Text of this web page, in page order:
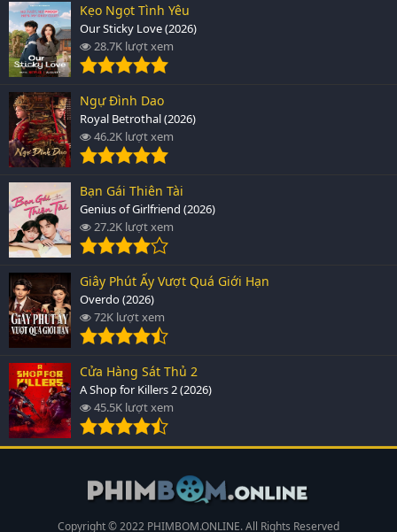
Kẹo Ngọt Tình Yêu
Our Sticky Love (2026)
28.7K lượt xem
Ngự Đình Dao
Royal Betrothal (2026)
46.2K lượt xem
Bạn Gái Thiên Tài
Genius of Girlfriend (2026)
27.2K lượt xem
Giây Phút Ấy Vượt Quá Giới Hạn
Overdo (2026)
72K lượt xem
Cửa Hàng Sát Thủ 2
A Shop for Killers 2 (2026)
45.5K lượt xem
Copyright © 2022 PHIMBOM.ONLINE. All Rights Reserved